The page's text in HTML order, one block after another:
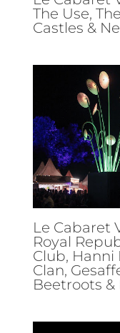
The Use,
Castles &
Le Cabaret
Royal
Club, Hanni
Clan,
Beetroots